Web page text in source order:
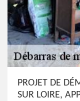
PROJET DE
SUR LOIRE,